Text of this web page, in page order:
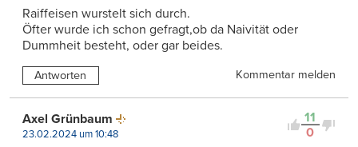
Raiffeisen wurstelt sich durch.
Öfter wurde ich schon gefragt,ob da Naivität oder
Dummheit besteht, oder gar beides.
Antworten Kommentar melden
11
0
Axel Grünbaum
23.02.2024 um 10:48